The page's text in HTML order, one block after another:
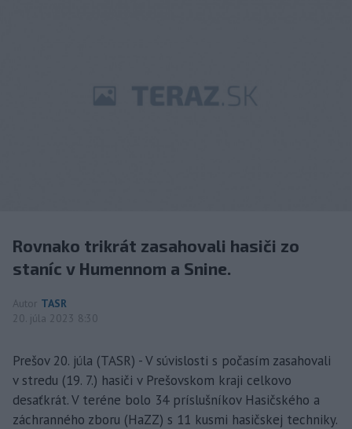
Rovnako trikrát zasahovali hasiči zo
staníc v Humennom a Snine.
Autor TASR
20. júla 2023 8:30
Prešov 20. júla (TASR) - V súvislosti s počasím zasahovali
v stredu (19. 7.) hasiči v Prešovskom kraji celkovo
desaťkrát. V teréne bolo 34 príslušníkov Hasičského a
záchranného zboru (HaZZ) s 11 kusmi hasičskej techniky.